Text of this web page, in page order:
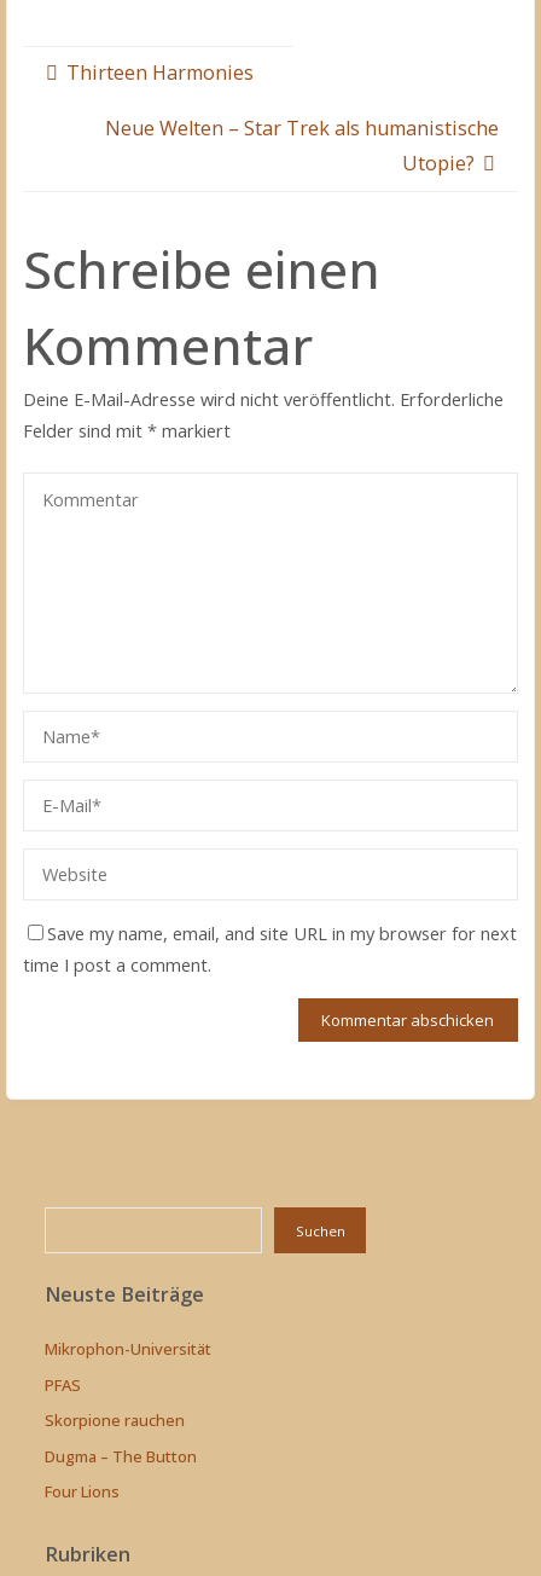
Thirteen Harmonies
Neue Welten – Star Trek als humanistische
Utopie?
Schreibe einen
Kommentar
Deine E-Mail-Adresse wird nicht veröffentlicht. Erforderliche
Felder sind mit* markiert
Save my name, email, and site URL in my browser for next
time I post a comment.
Suchen
Neuste Beiträge
Mikrophon-Universität
PFAS
Skorpione rauchen
Dugma – The Button
Four Lions
Rubriken